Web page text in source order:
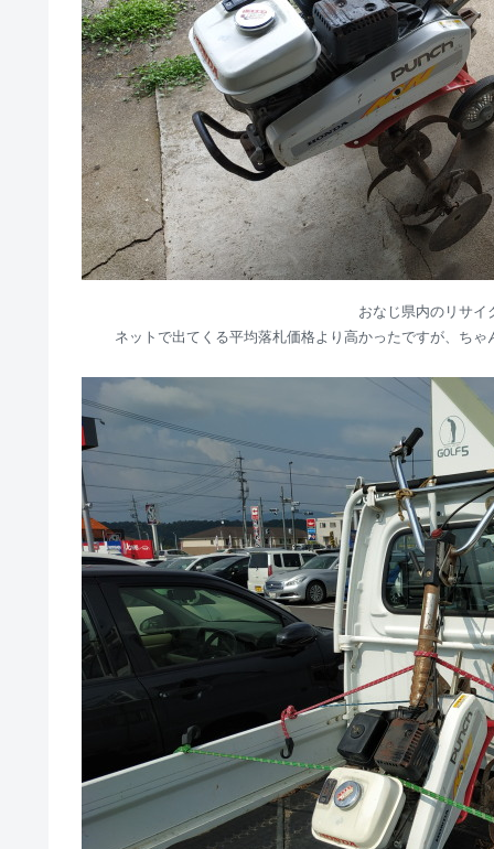
おなじ県内のリサイ
ネットで出てくる平均落札価格より高かったですが、ち